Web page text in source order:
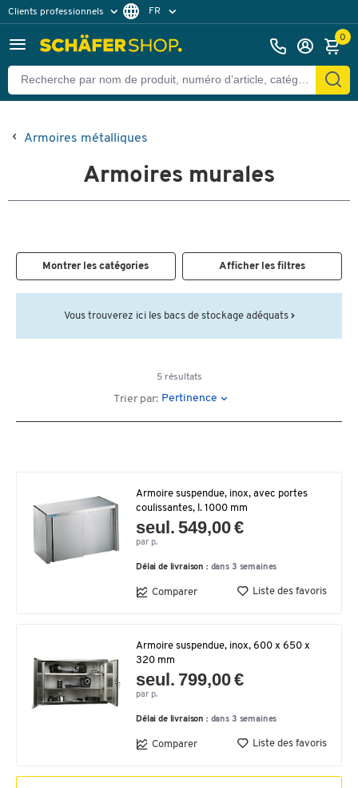
Clients professionnels
Clients particuliers
FR
0
Armoires métalliques
Armoires murales
Montrer les catégories Afficher les filtres
Vous trouverez ici les bacs de stockage adéquats
5 résultats
Trier par: Pertinence
Armoire suspendue, inox, avec portes
coulissantes, l. 1000 mm
seul. 549,00 €
par p.
Délai de livraison : dans 3 semaines
Comparer Liste des favoris
Armoire suspendue, inox, 600 x 650 x
320 mm
seul. 799,00 €
par p.
Délai de livraison : dans 3 semaines
Comparer Liste des favoris